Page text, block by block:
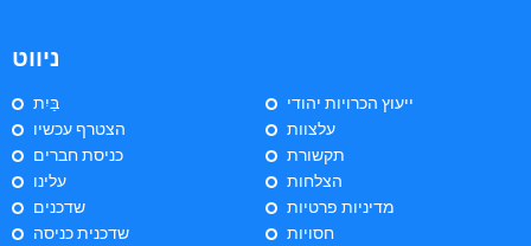
ניווט
בַּיִת
הצטרף עכשיו
כניסת חברים
עלינו
שדכנים
שדכנית כניסה
ייעוץ הכרויות יהודי
עלצוות
תקשורת
הצלחות
מדיניות פרטיות
חסויות